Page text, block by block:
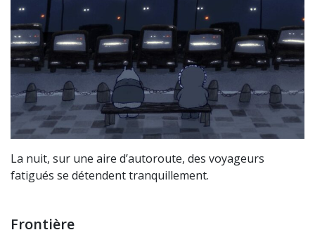
La nuit, sur une aire d’autoroute, des voyageurs
fatigués se détendent tranquillement.
Frontière